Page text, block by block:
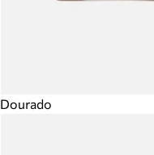
Dourado